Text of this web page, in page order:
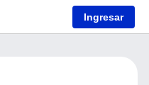
Ingresar